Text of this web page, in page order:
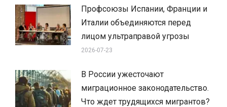
Профсоюзы Испании, Франции и
Италии объединяются перед
лицом ультраправой угрозы
2026-07-23
В России ужесточают
миграционное законодательство.
Что ждет трудящихся мигрантов?